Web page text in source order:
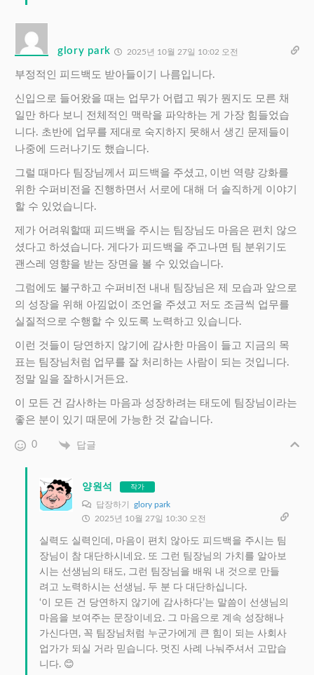
glory park 2025년 10월 27일 10:02 오전
부정적인 피드백도 받아들이기 나름입니다.
신입으로 들어왔을 때는 업무가 어렵고 뭐가 뭔지도 모른 채
일만 하다 보니 전체적인 맥락을 파악하는 게 가장 힘들었습
니다. 초반에 업무를 제대로 숙지하지 못해서 생긴 문제들이
나중에 드러나기도 했습니다.
그럴 때마다 팀장님께서 피드백을 주셨고, 이번 역량 강화를
위한 수퍼비전을 진행하면서 서로에 대해 더 솔직하게 이야기
할 수 있었습니다.
제가 어려워할때 피드백을 주시는 팀장님도 마음은 편치 않으
셨다고 하셨습니다. 게다가 피드백을 주고나면 팀 분위기도
괜스레 영향을 받는 장면을 볼 수 있었습니다.
그럼에도 불구하고 수퍼비전 내내 팀장님은 제 모습과 앞으로
의 성장을 위해 아낌없이 조언을 주셨고 저도 조금씩 업무를
실질적으로 수행할 수 있도록 노력하고 있습니다.
이런 것들이 당연하지 않기에 감사한 마음이 들고 지금의 목
표는 팀장님처럼 업무를 잘 처리하는 사람이 되는 것입니다.
정말 일을 잘하시거든요.
이 모든 건 감사하는 마음과 성장하려는 태도에 팀장님이라는
좋은 분이 있기 때문에 가능한 것 같습니다.
0 답글
양원석 작가
답장하기 glory park
2025년 10월 27일 10:30 오전
실력도 실력인데, 마음이 편치 않아도 피드백을 주시는 팀
장님이 참 대단하시네요. 또 그런 팀장님의 가치를 알아보
시는 선생님의 태도, 그런 팀장님을 배워 내 것으로 만들
려고 노력하시는 선생님. 두 분 다 대단하십니다.
‘이 모든 건 당연하지 않기에 감사하다’는 말씀이 선생님의
마음을 보여주는 문장이네요. 그 마음으로 계속 성장해나
가신다면, 꼭 팀장님처럼 누군가에게 큰 힘이 되는 사회사
업가가 되실 거라 믿습니다. 멋진 사례 나눠주셔서 고맙습
니다. 😊